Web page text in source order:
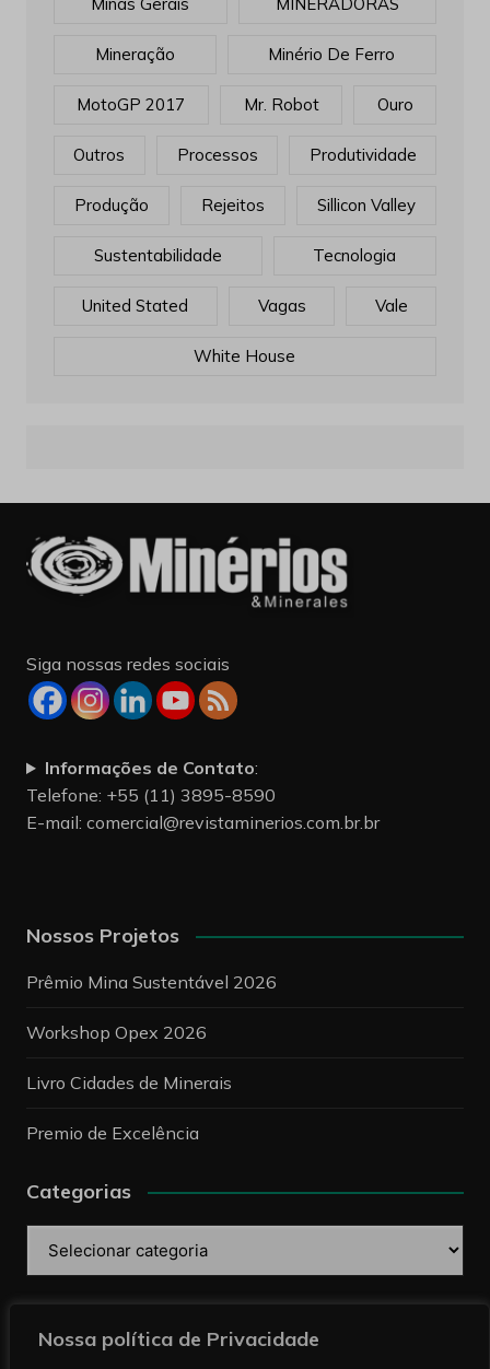
Nossa política de Privacidade
Mineração Minério De Ferro
MotoGP 2017 Mr. Robot Ouro
Outros Processos Produtividade
Produção Rejeitos Sillicon Valley
Sustentabilidade Tecnologia
United Stated Vagas Vale
White House
Siga nossas redes sociais
Informações de Contato:
Telefone: +55 (11) 3895-8590
E-mail: comercial@revistaminerios.com.br.br
Nossos Projetos
Prêmio Mina Sustentável 2026
Workshop Opex 2026
Livro Cidades de Minerais
Premio de Excelência
Categorias